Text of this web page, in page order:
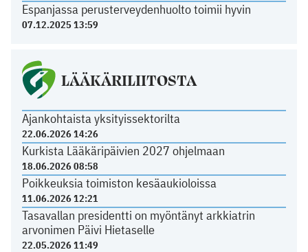
Espanjassa perusterveydenhuolto toimii hyvin
07.12.2025 13:59
LÄÄKÄRILIITOSTA
Ajankohtaista yksityissektorilta
22.06.2026 14:26
Kurkista Lääkäripäivien 2027 ohjelmaan
18.06.2026 08:58
Poikkeuksia toimiston kesäaukioloissa
11.06.2026 12:21
Tasavallan presidentti on myöntänyt arkkiatrin
arvonimen Päivi Hietaselle
22.05.2026 11:49